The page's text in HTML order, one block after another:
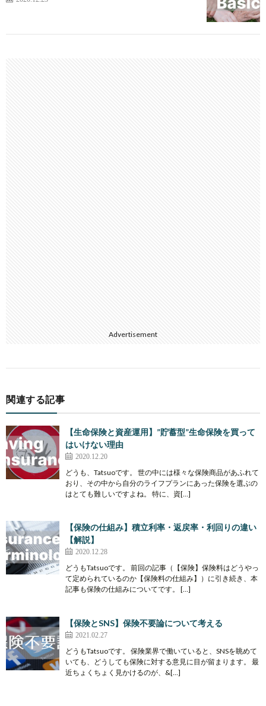
Advertisement
関連する記事
【生命保険と資産運用】”貯蓄型”生命保険を買って
はいけない理由
2020.12.20
どうも、Tatsuoです。 世の中には様々な保険商品があふれて
おり、その中から自分のライフプランにあった保険を選ぶの
はとても難しいですよね。 特に、資[…]
【保険の仕組み】積立利率・返戻率・利回りの違い
【解説】
2020.12.28
どうもTatsuoです。 前回の記事（【保険】保険料はどうやっ
て定められているのか【保険料の仕組み】）に引き続き、本
記事も保険の仕組みについてです。 […]
【保険とSNS】保険不要論について考える
2021.02.27
どうもTatsuoです。 保険業界で働いていると、SNSを眺めて
いても、どうしても保険に対する意見に目が留まります。 最
近ちょくちょく見かけるのが、&[…]